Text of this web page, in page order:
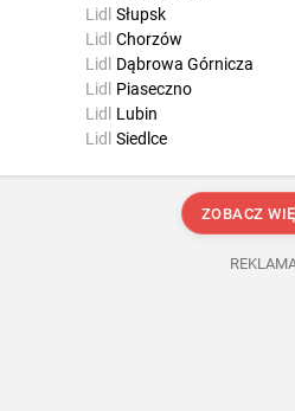
Lidl Słupsk
Lidl Chorzów
Lidl Dąbrowa Górnicza
Lidl Piaseczno
Lidl Lubin
Lidl Siedlce
ZOBACZ